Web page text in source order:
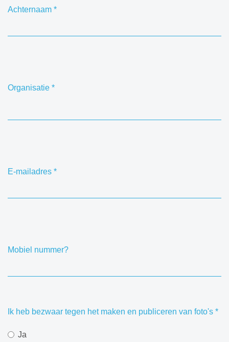
Achternaam *
Organisatie *
E-mailadres *
Mobiel nummer?
Ik heb bezwaar tegen het maken en publiceren van foto's *
Ja